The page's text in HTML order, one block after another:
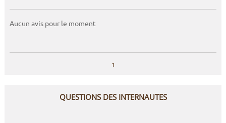
Aucun avis pour le moment
1
QUESTIONS DES INTERNAUTES